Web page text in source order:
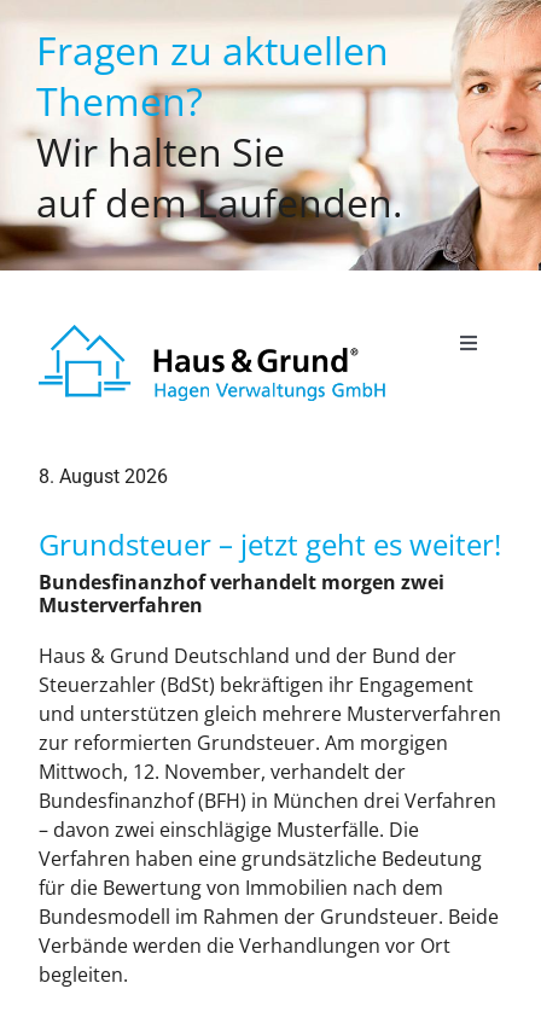
Inhalt
springenFragen zu aktuellen
Themen?
Wir halten Sie
auf dem Laufenden.
Toggle
Willkommen
Immobilienangebote
Unsere Leistungen
News
Kontakt
8. August 2026
Grundsteuer – jetzt geht es weiter!
Bundesfinanzhof verhandelt morgen zwei
Musterverfahren
Haus & Grund Deutschland und der Bund der
Steuerzahler (BdSt) bekräftigen ihr Engagement
und unterstützen gleich mehrere Musterverfahren
zur reformierten Grundsteuer. Am morgigen
Mittwoch, 12. November, verhandelt der
Bundesfinanzhof (BFH) in München drei Verfahren
– davon zwei einschlägige Musterfälle. Die
Verfahren haben eine grundsätzliche Bedeutung
für die Bewertung von Immobilien nach dem
Bundesmodell im Rahmen der Grundsteuer. Beide
Verbände werden die Verhandlungen vor Ort
begleiten.